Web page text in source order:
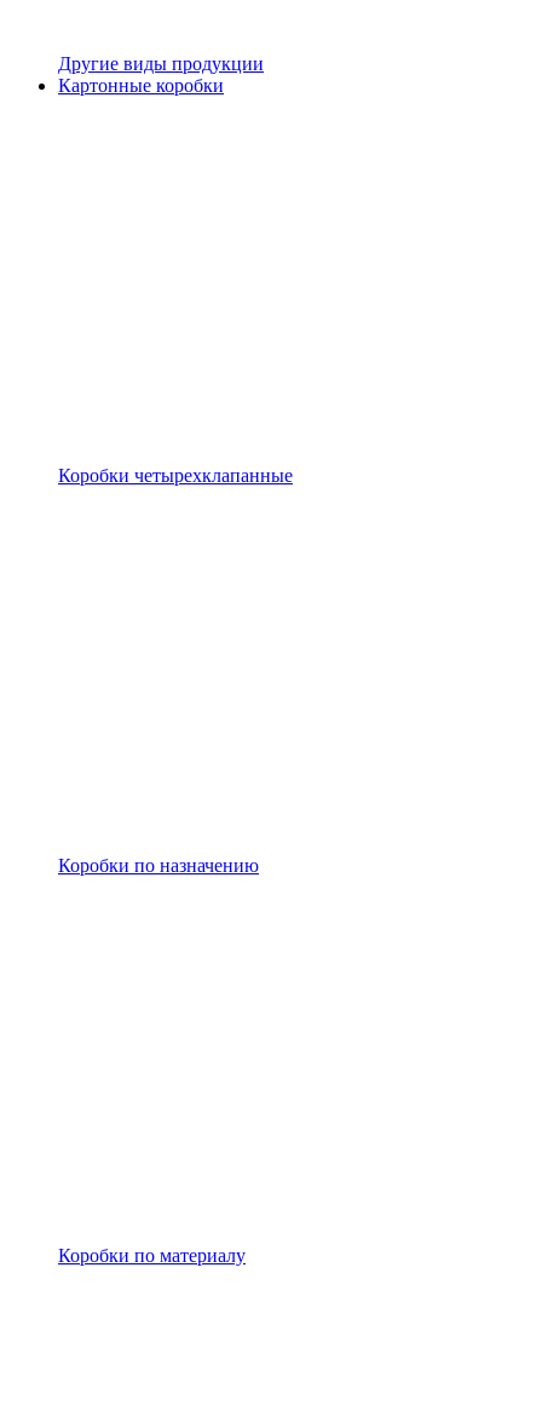
Другие виды продукции
Картонные коробки
Коробки четырехклапанные
Коробки по назначению
Коробки по материалу